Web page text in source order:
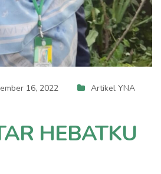
16, 2022
Artikel YNA
HEBATKU